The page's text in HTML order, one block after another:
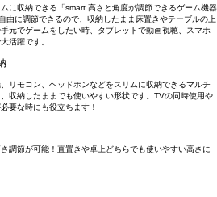
に収納できる「smart 高さと角度が調節できるゲーム機器
由に調節できるので、収納したまま床置きやテーブルの上
元でゲームをしたい時、タブレットで動画視聴、スマホ
活躍です。
リモコン、ヘッドホンなどをスリムに収納できるマルチ
収納したままでも使いやすい形状です。TVの同時使用や
要な時にも役立ちます！
調節が可能！直置きや卓上どちらでも使いやすい高さに